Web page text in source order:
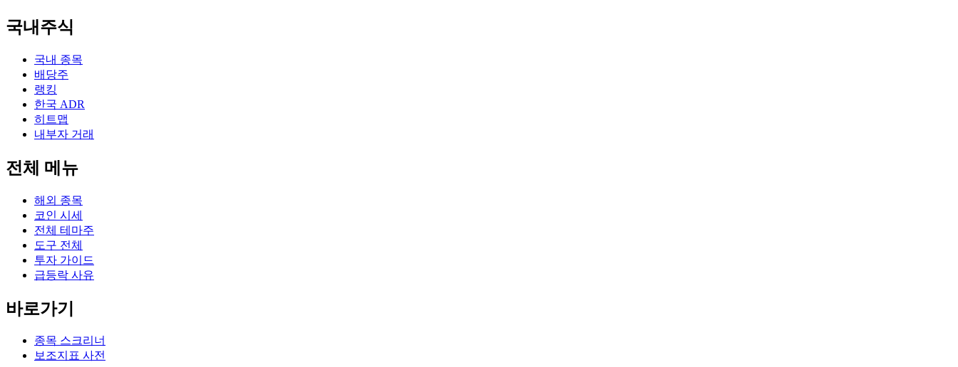
국내주식
국내 종목
배당주
랭킹
한국 ADR
히트맵
내부자 거래
전체 메뉴
해외 종목
코인 시세
전체 테마주
도구 전체
투자 가이드
급등락 사유
바로가기
종목 스크리너
보조지표 사전